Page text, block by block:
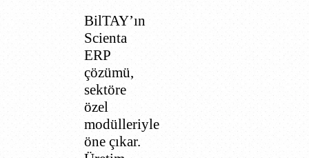
BilTAY’ın
Scienta
ERP
çözümü,
sektöre
özel
modülleriyle
öne çıkar.